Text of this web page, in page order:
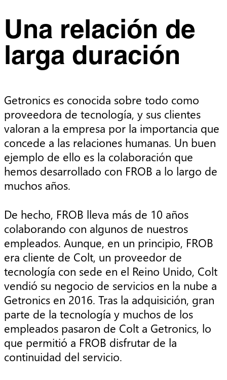
Una relación de
larga duración
Getronics es conocida sobre todo como
proveedora de tecnología, y sus clientes
valoran a la empresa por la importancia que
concede a las relaciones humanas. Un buen
ejemplo de ello es la colaboración que
hemos desarrollado con FROB a lo largo de
muchos años.
De hecho, FROB lleva más de 10 años
colaborando con algunos de nuestros
empleados. Aunque, en un principio, FROB
era cliente de Colt, un proveedor de
tecnología con sede en el Reino Unido, Colt
vendió su negocio de servicios en la nube a
Getronics en 2016. Tras la adquisición, gran
parte de la tecnología y muchos de los
empleados pasaron de Colt a Getronics, lo
que permitió a FROB disfrutar de la
continuidad del servicio.